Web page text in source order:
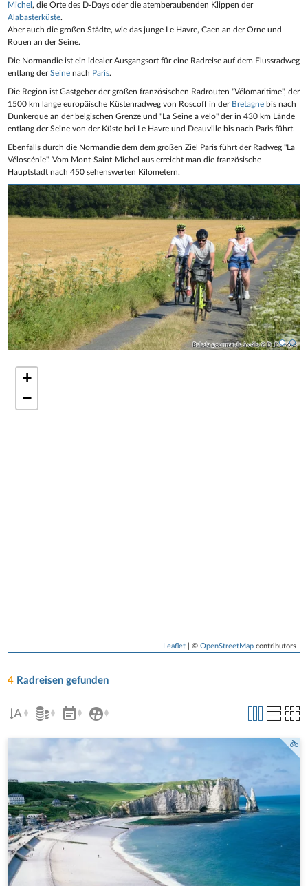
Balade gourmande à vélo © D. DUMAS
Côte d'albâtre © Nathalie Lecerf
+
−
Leaflet| © OpenStreetMapcontributors
Michel, die Orte des D-Days oder die atemberaubenden Klippen der
Alabasterküste.
Aber auch die großen Städte, wie das junge Le Havre, Caen an der Orne und
Rouen an der Seine.
Die Normandie ist ein idealer Ausgangsort für eine Radreise auf dem Flussradweg
entlang derSeine nach Paris.
Die Region ist Gastgeber der großen französischen Radrouten "Vélomaritime", der
1500 km lange europäische Küstenradweg von Roscoff in der Bretagne bis nach
Dunkerque an der belgischen Grenze und "La Seine a velo" der in 430 km Lände
entlang der Seine von der Küste bei Le Havre und Deauville bis nach Paris führt.
Ebenfalls durch die Normandie dem dem großen Ziel Paris führt der Radweg "La
Véloscénie". Vom Mont-Saint-Michel aus erreicht man die französische
Hauptstadt nach 450 sehenswerten Kilometern.
4 Radreisen gefunden